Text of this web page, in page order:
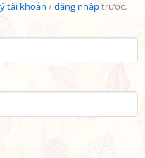
tài khoản /đăng nhậptrước.